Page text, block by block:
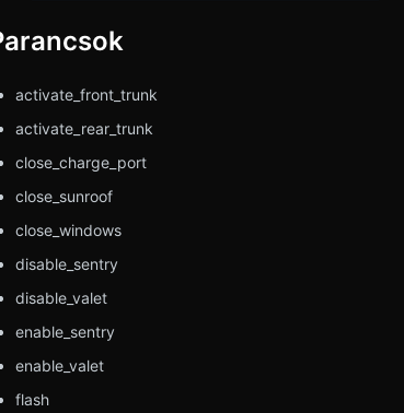
activate_front_trunk
activate_rear_trunk
close_charge_port
close_sunroof
close_windows
disable_sentry
disable_valet
enable_sentry
enable_valet
flash